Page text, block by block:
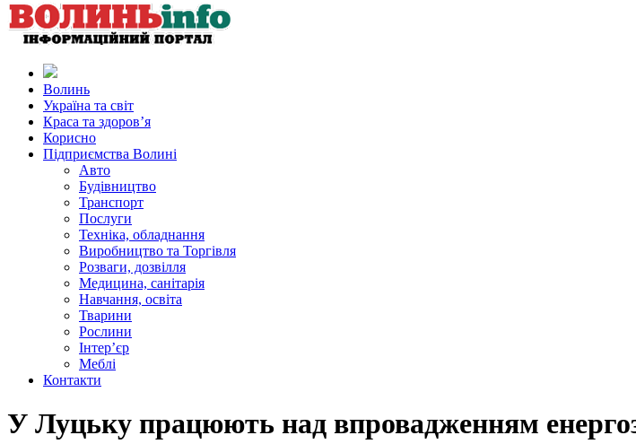
Волинь
Україна та світ
Краса та здоров’я
Корисно
Підприємства Волині
Авто
Будівництво
Транспорт
Послуги
Техніка, обладнання
Виробництво та Торгівля
Розваги, дозвілля
Медицина, санітарія
Навчання, освіта
Тварини
Рослини
Інтер’єр
Меблі
Контакти
У Луцьку працюють над впровадженням